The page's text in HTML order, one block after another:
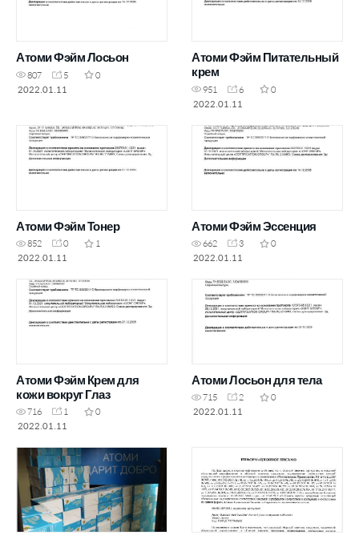
Атоми Фэйм Лосьон
807 5
0
2022.01.11
Атоми Фэйм Питательный
крем
951 6
0
2022.01.11
Атоми Фэйм Тонер
852 0
1
2022.01.11
Атоми Фэйм Эссенция
662 3
0
2022.01.11
Атоми Фэйм Крем для
кожи вокруг Глаз
716 1
0
2022.01.11
Атоми Лосьон для тела
715 2
0
2022.01.11